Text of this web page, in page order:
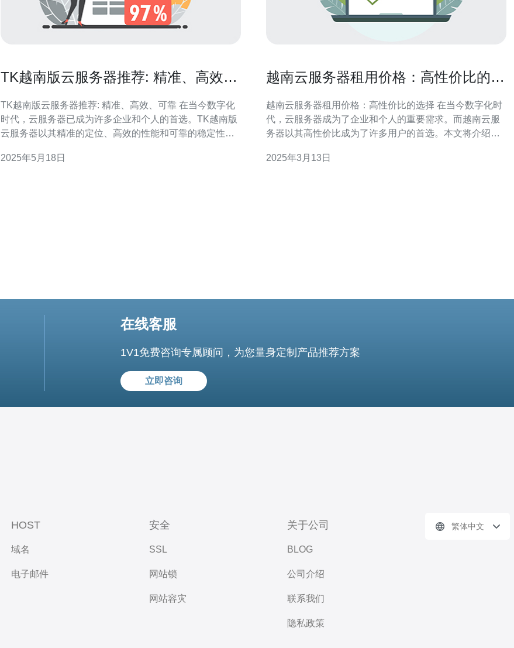
TK越南版云服务器推荐: 精准、高效、
TK越南版云服务器推荐: 精准、高效、可靠 在当今数字化
时代，云服务器已成为许多企业和个人的首选。TK越南版
云服务器以其精准的定位、高效的性能和可靠的稳定性而
荐理由。 TK越南版云服务器提供多种不同配置的服务器，
2025年5月18日
越南云服务器租用价格：高性价比的选
越南云服务器租用价格：高性价比的选择 在当今数字化时
代，云服务器成为了企业和个人的重要需求。而越南云服
务器以其高性价比成为了许多用户的首选。本文将介绍越
相比其他国家的云服务器，越南云服务器的租用价格相对
2025年3月13日
在线客服
1V1免费咨询专属顾问，为您量身定制产品推荐方案
立即咨询
HOST
域名
电子邮件
安全
SSL
网站锁
网站容灾
关于公司
BLOG
公司介绍
联系我们
隐私政策
繁体中文